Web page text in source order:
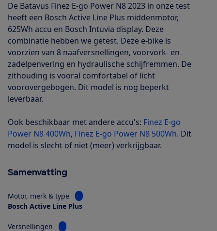
De Batavus Finez E-go Power N8 2023 in onze test
heeft een Bosch Active Line Plus middenmotor,
625Wh accu en Bosch Intuvia display. Deze
combinatie hebben we getest. Deze e-bike is
voorzien van 8 naafversnellingen, voorvork- en
zadelpenvering en hydraulische schijfremmen. De
zithouding is vooral comfortabel of licht
voorovergebogen. Dit model is nog beperkt
leverbaar.
Ook beschikbaar met andere accu's: Finez E-go
Power N8 400Wh, Finez E-go Power N8 500Wh. Dit
model is slecht of niet (meer) verkrijgbaar.
Samenvatting
Motor, merk & type
Bekijk informatie voor Motor, merk & type
Bosch Active Line Plus
Versnellingen
Bekijk informatie voor Versnellingen